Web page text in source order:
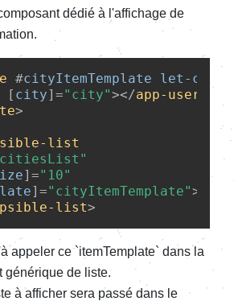
dédié à l'affichage de
#cityItemTemplate let-city
[ city]="city"></app-user
>
list
]="10"
]="cityItemTemplate">
list>
appeler ce `itemTemplate` dans la
générique de liste.
à afficher sera passé dans le